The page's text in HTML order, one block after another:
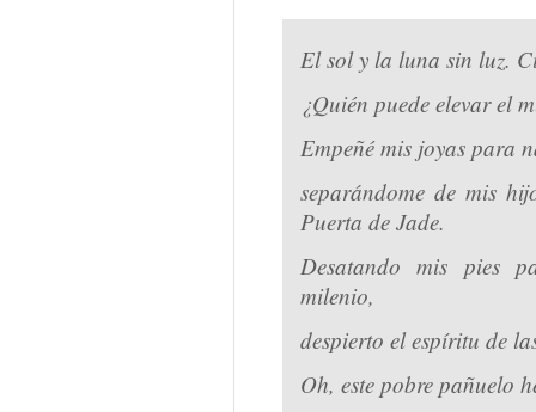
El sol y la luna sin luz.
¿Quién puede elevar el
Empeñé mis joyas para
separándome de mis
Puerta de Jade.
Desatando mis pies
milenio,
despierto el espíritu de
Oh, este pobre pañuelo